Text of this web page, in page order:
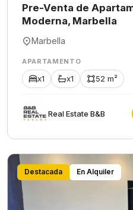
Pre-Venta de
Moderna, Marbella
Marbella
APARTAMENTO
x1 x1 52 m²
Rеаl Еstаtе В&В
Destacada En Alquiler